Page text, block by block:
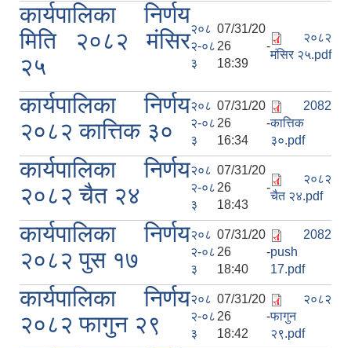
कार्यपालिका निर्णय
मिति २०८२ मंसिर
२५
२०८
२-०८
३
07/31/20
26 -
18:39
२०८२
मंसिर २५.pdf
कार्यपालिका निर्णय
२०८२ कात्तिक ३०
२०८
२-०८
३
07/31/20
26 -
16:34
2082
कात्तिक
३०.pdf
कार्यपालिका निर्णय
२०८२ चैत २४
२०८
२-०८
३
07/31/20
26 -
18:43
२०८२
चैत २४.pdf
कार्यपालिका निर्णय
२०८२ पुस १७
२०८
२-०८
३
07/31/20
26 -
18:40
2082
push
17.pdf
कार्यपालिका निर्णय
२०८२ फागुन २९
२०८
२-०८
३
07/31/20
26 -
18:42
२०८२
फागुन
२९.pdf